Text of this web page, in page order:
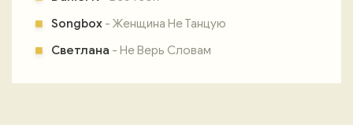
Songbox - Женщина Не Танцую
Светлана - Не Верь Словам